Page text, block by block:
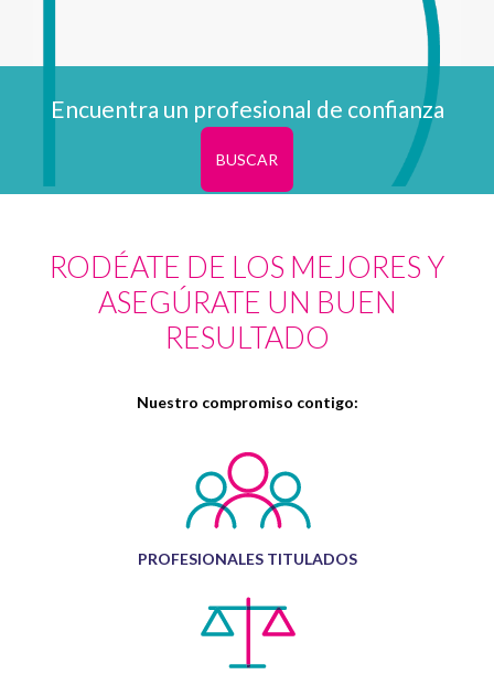
Encuentra un profesional de confianza
BUSCAR
RODÉATE DE LOS MEJORES Y
ASEGÚRATE UN BUEN
RESULTADO
Nuestro compromiso contigo:
PROFESIONALES TITULADOS